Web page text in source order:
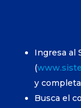
Ingresa al
(
y
Busca el